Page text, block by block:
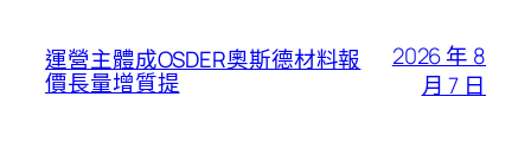
運營主體成OSDER奧斯德材料報
價長量增質提
2026 年 8
月 7 日